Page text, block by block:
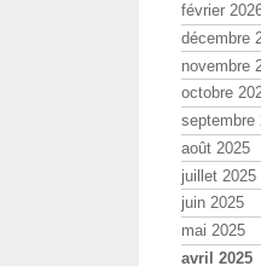
février
décembre
novembre
octobre
septembre
août 2025
juillet 2025
juin 2025
mai 2025
avril 2025